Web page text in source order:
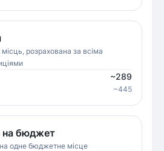
розрахована за всіма
~289
~445
на бюджет
одне бюджетне місце